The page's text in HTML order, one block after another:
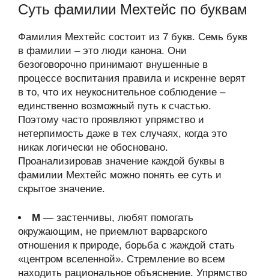
Суть фамилии Мехтейс по буквам
Фамилия Мехтейс состоит из 7 букв. Семь букв
в фамилии – это люди канона. Они
безоговорочно принимают внушенные в
процессе воспитания правила и искренне верят
в то, что их неукоснительное соблюдение –
единственно возможный путь к счастью.
Поэтому часто проявляют упрямство и
нетерпимость даже в тех случаях, когда это
никак логически не обосновано.
Проанализировав значение каждой буквы в
фамилии Мехтейс можно понять ее суть и
скрытое значение.
М — застенчивы, любят помогать
окружающим, не приемлют варварского
отношения к природе, борьба с жаждой стать
«центром вселенной». Стремление во всем
находить рациональное объяснение. Упрямство